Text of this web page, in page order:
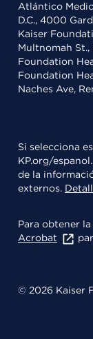
Atlántico
D.C., 4000
Kaiser
Multnomah St.,
Foundation
Foundation
Naches Ave,
Si selecciona
KP.org/
de la
externos.
Para obtener
Acrobat
© 2026 Kaiser